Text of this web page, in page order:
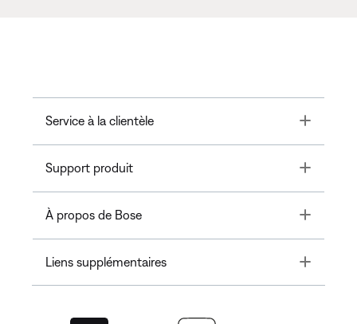
Service à la clientèle Toggle
Support produit Toggle
À propos de Bose Toggle
Liens supplémentaires Toggle